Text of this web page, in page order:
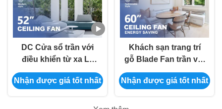
DC Cửa sổ trần với
điều khiển từ xa Lá
gỗ rắn tốc độ cao
Nhận được giá tốt nhất
Khách sạn trang trí
gỗ Blade Fan trần với
DC Motor điều khiển
từ xa
Nhận được giá tốt nhất